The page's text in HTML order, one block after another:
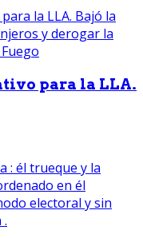
para la LLA.